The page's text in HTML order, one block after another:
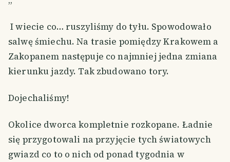
I wiecie co… ruszyliśmy do tyłu. Spowodowało
salwę śmiechu. Na trasie pomiędzy Krakowem a
Zakopanem następuje co najmniej jedna zmiana
kierunku jazdy. Tak zbudowano tory.
Dojechaliśmy!
Okolice dworca kompletnie rozkopane. Ładnie
się przygotowali na przyjęcie tych światowych
gwiazd co to o nich od ponad tygodnia w